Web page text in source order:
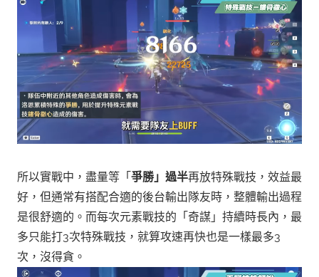
所以實戰中，盡量等「 爭勝」過半再放特殊戰技，效益最
好，但通常有搭配合適的後台輸出隊友時，整體輸出過程
是很舒適的。 而每次元素戰技的「奇謀」持續時長內，最
多只能打3次特殊戰技，就算攻速再快也是一樣最多3
次，沒得貪。